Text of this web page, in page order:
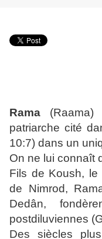
Rama
patriarche cité
10:7) dans un
On ne lui connaît
Fils de Koush, le
de Nimrod,
Dedân,
postdiluviennes
Des siècles